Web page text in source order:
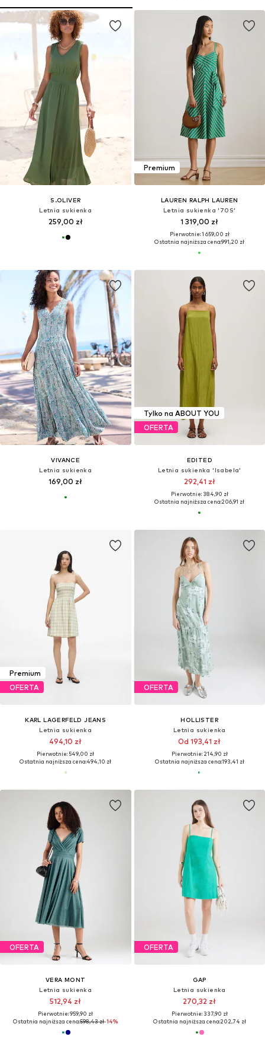
S.OLIVER
Letnia sukienka
259,00 zł
Premium
LAUREN RALPH LAUREN
Letnia sukienka '70S'
1 319,00 zł
Pierwotnie: 1 659,00 zł
Ostatnia najniższa cena:991,20 zł
VIVANCE
Letnia sukienka
169,00 zł
Tylko na ABOUT YOU
OFERTA
EDITED
Letnia sukienka 'Isabela'
292,41 zł
Pierwotnie: 384,90 zł
Ostatnia najniższa cena:206,91 zł
Premium
OFERTA
KARL LAGERFELD JEANS
Letnia sukienka
494,10 zł
Pierwotnie: 549,00 zł
Ostatnia najniższa cena:494,10 zł
OFERTA
HOLLISTER
Letnia sukienka
Od 193,41 zł
Pierwotnie: 214,90 zł
Ostatnia najniższa cena:193,41 zł
OFERTA
VERA MONT
Letnia sukienka
512,94 zł
Pierwotnie: 959,90 zł
Ostatnia najniższa cena:598,43 zł-14%
OFERTA
GAP
Letnia sukienka
270,32 zł
Pierwotnie: 337,90 zł
Ostatnia najniższa cena:202,74 zł